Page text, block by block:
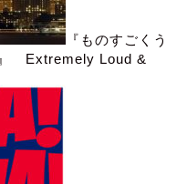
『ものすごくう
』 Extremely Loud &